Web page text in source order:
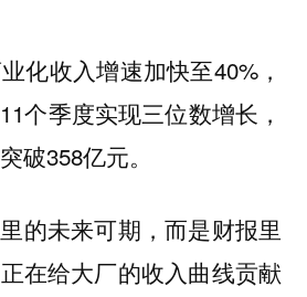
化收入增速加快至40%，
个季度实现三位数增长，
破358亿元。
的未来可期，而是财报里
在给大厂的收入曲线贡献